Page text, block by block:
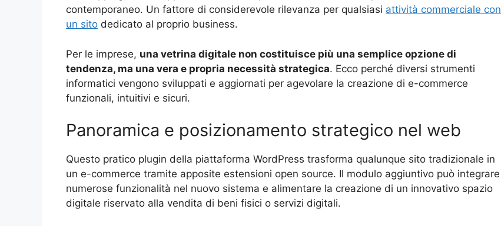
contemporaneo. Un fattore di considerevole rilevanza per qualsiasi attività commerciale con
un sito dedicato al proprio business.
Per le imprese, una vetrina digitale non costituisce più una semplice opzione di
tendenza, ma una vera e propria necessità strategica. Ecco perché diversi strumenti
informatici vengono sviluppati e aggiornati per agevolare la creazione di e-commerce
funzionali, intuitivi e sicuri.
Panoramica e posizionamento strategico nel web
Questo pratico plugin della piattaforma WordPress trasforma qualunque sito tradizionale in
un e-commerce tramite apposite estensioni open source. Il modulo aggiuntivo può integrare
numerose funzionalità nel nuovo sistema e alimentare la creazione di un innovativo spazio
digitale riservato alla vendita di beni fisici o servizi digitali.